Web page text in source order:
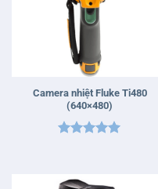
Camera nhiệt Fluke Ti480
(640×480)